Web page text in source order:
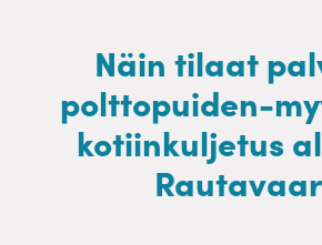
Näin tilaat
polttopuiden-
kotiinkuljetus